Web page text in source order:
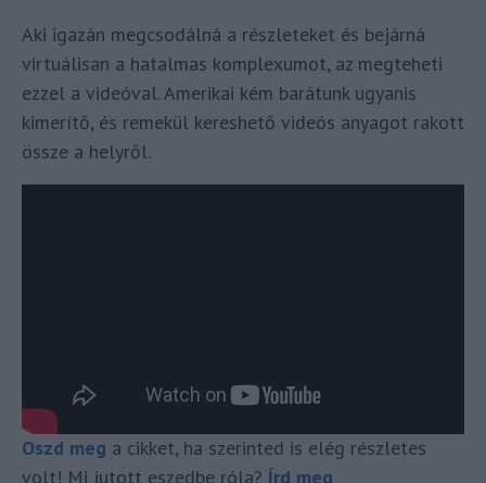
Aki igazán megcsodálná a részleteket és bejárná
virtuálisan a hatalmas komplexumot, az megteheti
ezzel a videóval. Amerikai kém barátunk ugyanis
kimerítő, és remekül kereshető videós anyagot rakott
össze a helyről.
Oszd meg a cikket, ha szerinted is elég részletes
volt! Mi jutott eszedbe róla? Írd meg